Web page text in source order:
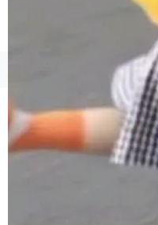
©OSCHINA(OSChina.NET)